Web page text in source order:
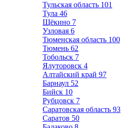
Тульская область 101
Тула 46
Щёкино 7
Узловая 6
Тюменская область 100
Тюмень 62
Тобольск 7
Ялуторовск 4
Алтайский край 97
Барнаул 52
Бийск 10
Рубцовск 7
Саратовская область 93
Саратов 50